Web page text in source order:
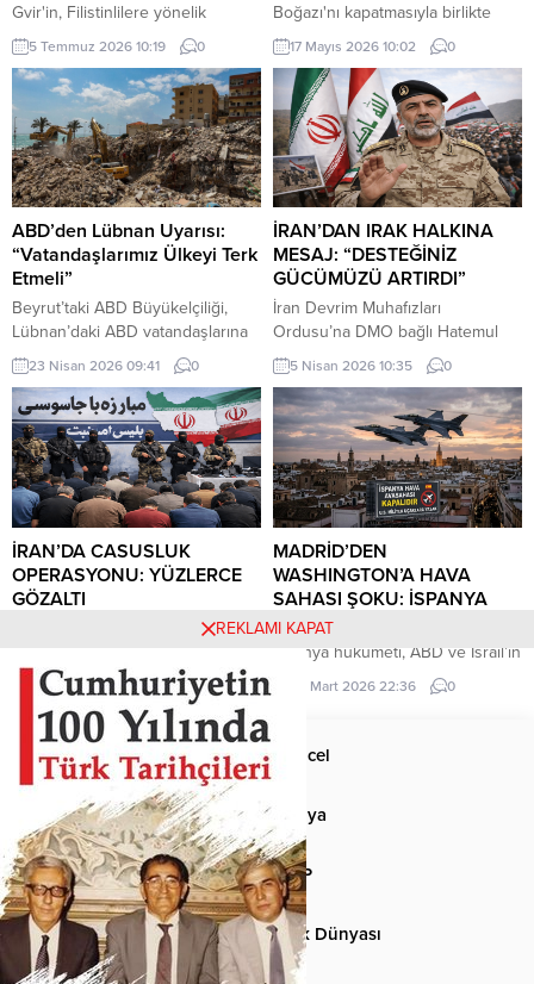
Gvir'in, Filistinlilere yönelik
politika ve uygulamaları nedeniyle
"gözaltına alınma" endişesiyle bu
hafta New York'a yapacağı ziyareti
iptal ettiğini ileri sürdü.
5 Temmuz 2026 10:19 0
Boğazı'nı kapatmasıyla birlikte
bölgede yaklaşık iki bin gemi ve
20 bin gemi personeli mahsur
kaldı.
17 Mayıs 2026 10:02 0
ABD’den Lübnan Uyarısı:
“Vatandaşlarımız Ülkeyi Terk
Etmeli”
Beyrut’taki ABD Büyükelçiliği,
Lübnan’daki ABD vatandaşlarına
güvenlik durumunun hızla
değişebileceği uyarısında
bulunarak, ticari uçuşlar hâlâ
devam ederken ülkeden
ayrılmalarını tavsiye etti.
23 Nisan 2026 09:41 0
İRAN’DAN IRAK HALKINA
MESAJ: “DESTEĞİNİZ
GÜCÜMÜZÜ ARTIRDI”
İran Devrim Muhafızları
Ordusu’na DMO bağlı Hatemul
Enbiya Merkez Karargahı
Sözcüsü İbrahim Zülfikari,
Hürmüz Boğazı üzerinden
uygulanan kısıtlamalara ilişkin
yaptığı açıklamada, Irak’ın bu
kısıtlamalardan muaf tutulacağını
belirtti.
5 Nisan 2026 10:35 0
İRAN’DA CASUSLUK
OPERASYONU: YÜZLERCE
GÖZALTI
Gilan eyaletinde yürütülen
adına faaliyet yürüttükleri öne
sürülen 101 kişi daha gözaltına
alındı.
5 Nisan 2026 10:31 0
MADRİD’DEN
WASHINGTON’A HAVA
SAHASI ŞOKU: İSPANYA
KAPILARI KAPATTI!
İspanya hükümeti, ABD ve İsrail’in
İran’a yönelik saldırılarına katılan
Amerikan uçaklarına hava
30 Mart 2026 22:36 0
Anasayfa Güncel
Siyaset Dünya
Spor MHP
Kültür-Sanat Türk Dünyası
REKLAMI KAPAT